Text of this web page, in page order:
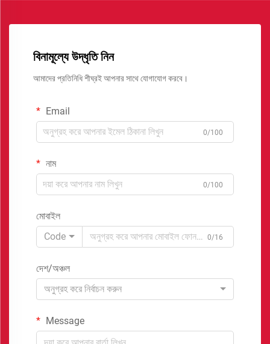
বিনামূল্যে উদ্ধৃতি নিন
আমাদের প্রতিনিধি শীঘ্রই আপনার সাথে যোগাযোগ করবে।
Email
0/100
নাম
0/100
মোবাইল
Code
0/16
দেশ/অঞ্চল
অনুগ্রহ করে নির্বাচন করুন
Message